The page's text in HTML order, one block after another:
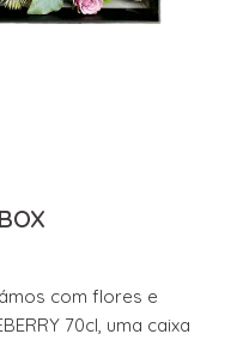
com flores e
70cl, uma caixa